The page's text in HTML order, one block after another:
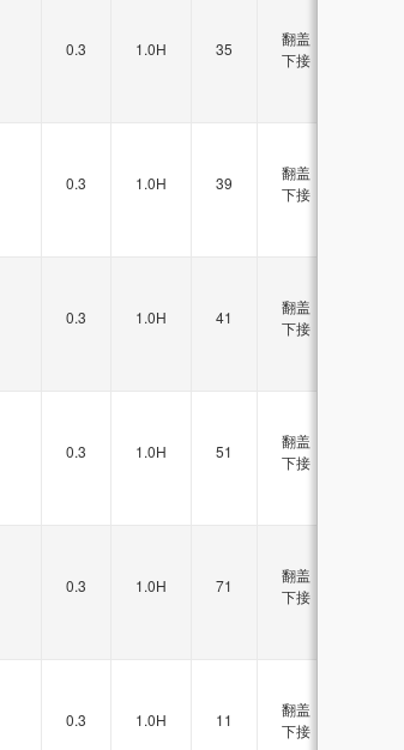
0.3 1.0H 35
翻盖
下接
0.3 1.0H 39
翻盖
下接
0.3 1.0H 41
翻盖
下接
0.3 1.0H 51
翻盖
下接
0.3 1.0H 71
翻盖
下接
0.3 1.0H 11
翻盖
下接